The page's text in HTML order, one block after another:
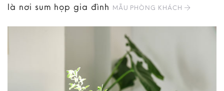
là nơi sum họp gia đình MẪU PHÒNG KHÁCH